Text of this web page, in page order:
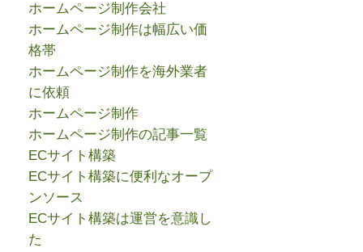
ホームページ制作会社
ホームページ制作は幅広い価
格帯
ホームページ制作を海外業者
に依頼
ホームページ制作
ホームページ制作の記事一覧
ECサイト構築
ECサイト構築に便利なオープ
ンソース
ECサイト構築は運営を意識し
た